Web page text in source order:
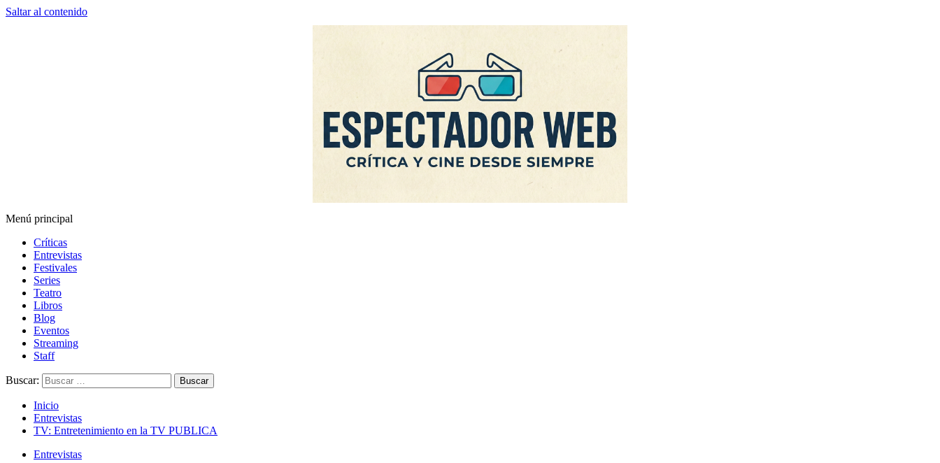
Saltar al contenido
Espectador Web
Menú principal
Críticas
Entrevistas
Festivales
Series
Teatro
Libros
Blog
Eventos
Streaming
Staff
Buscar:
Inicio
Entrevistas
TV: Entretenimiento en la TV PUBLICA
Entrevistas